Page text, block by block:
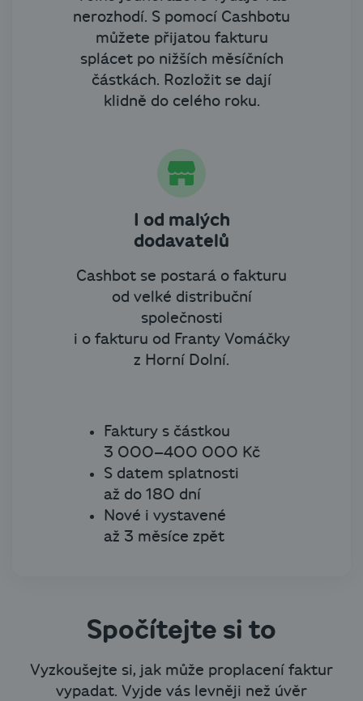
nerozhodí. S pomocí Cashbotu
můžete přijatou fakturu
splácet po nižších měsíčních
částkách. Rozložit se dají
klidně do celého roku.
I od malých
dodavatelů
Cashbot se postará o fakturu
od velké distribuční
společnosti
i o fakturu od Franty Vomáčky
z Horní Dolní.
Faktury s částkou
3 000–400 000 Kč
S datem splatnosti
až do 180 dní
Nové i vystavené
až 3 měsíce zpět
Spočítejte si to
Vyzkoušejte si, jak může proplacení faktur
vypadat. Vyjde vás levněji než úvěr